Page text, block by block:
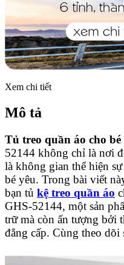
Xem chi tiết
Mô tả
Tủ treo quần áo cho bé
52144 không chỉ là nơi
là không gian thể hiện
bé yêu. Trong bài viết
bạn tủ kệ treo quần áo
GHS-52144, một sản
trữ mà còn ấn tượng bởi
đẳng cấp. Cùng theo dõi